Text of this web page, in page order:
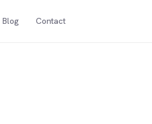
Blog Contact